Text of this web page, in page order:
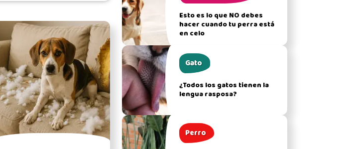
Esto es lo que NO debes
hacer cuando tu perra está
en celo
Gato
¿Todos los gatos tienen la
lengua rasposa?
Perro